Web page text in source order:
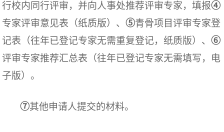
行校内同行评审，并向人事处推荐评审专家，填报④
专家评审意见表（纸质版）、⑤青骨项目评审专家登
记表（往年已登记专家无需重复登记，纸质版）、⑥
评审专家推荐汇总表（往年已登记专家无需填写，电
子版）。
⑦其他申请人提交的材料。